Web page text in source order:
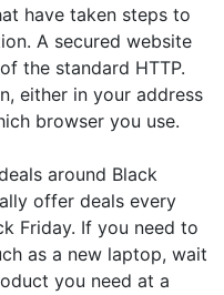
have taken steps to
A secured website
the standard HTTP.
either in your address
browser you use.
around Black
offer deals every
Friday. If you need to
as a new laptop, wait
you need at a